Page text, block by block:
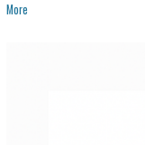
More